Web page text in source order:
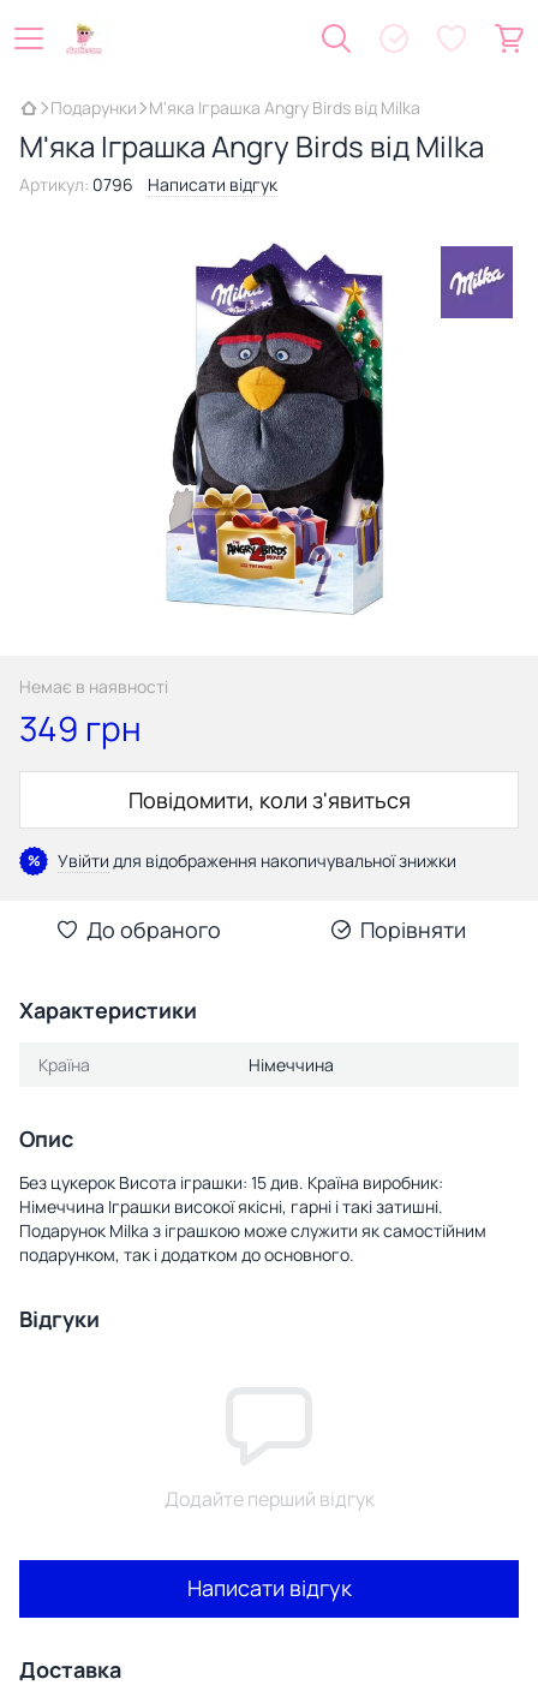
Подарунки М'яка Іграшка Angry Birds від Milka
М'яка Іграшка Angry Birds від Milka
Артикул: 0796 Написати відгук
Немає в наявності
349 грн
Повідомити, коли з'явиться
% Увійти для відображення накопичувальної знижки
До обраного Порівняти
Характеристики
Країна Німеччина
Опис
Без цукерок Висота іграшки: 15 див. Країна виробник:
Німеччина Іграшки високої якісні, гарні і такі затишні.
Подарунок Milka з іграшкою може служити як самостійним
подарунком, так і додатком до основного.
Відгуки
Додайте перший відгук
Написати відгук
Доставка